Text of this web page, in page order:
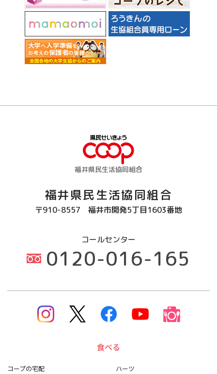
福井県民生活協同組合
福井県民生活協同組合
〒910-8557 福井市開発5丁目1603番地
コールセンター
0120-016-165
食べる
コープの宅配 ハーツ